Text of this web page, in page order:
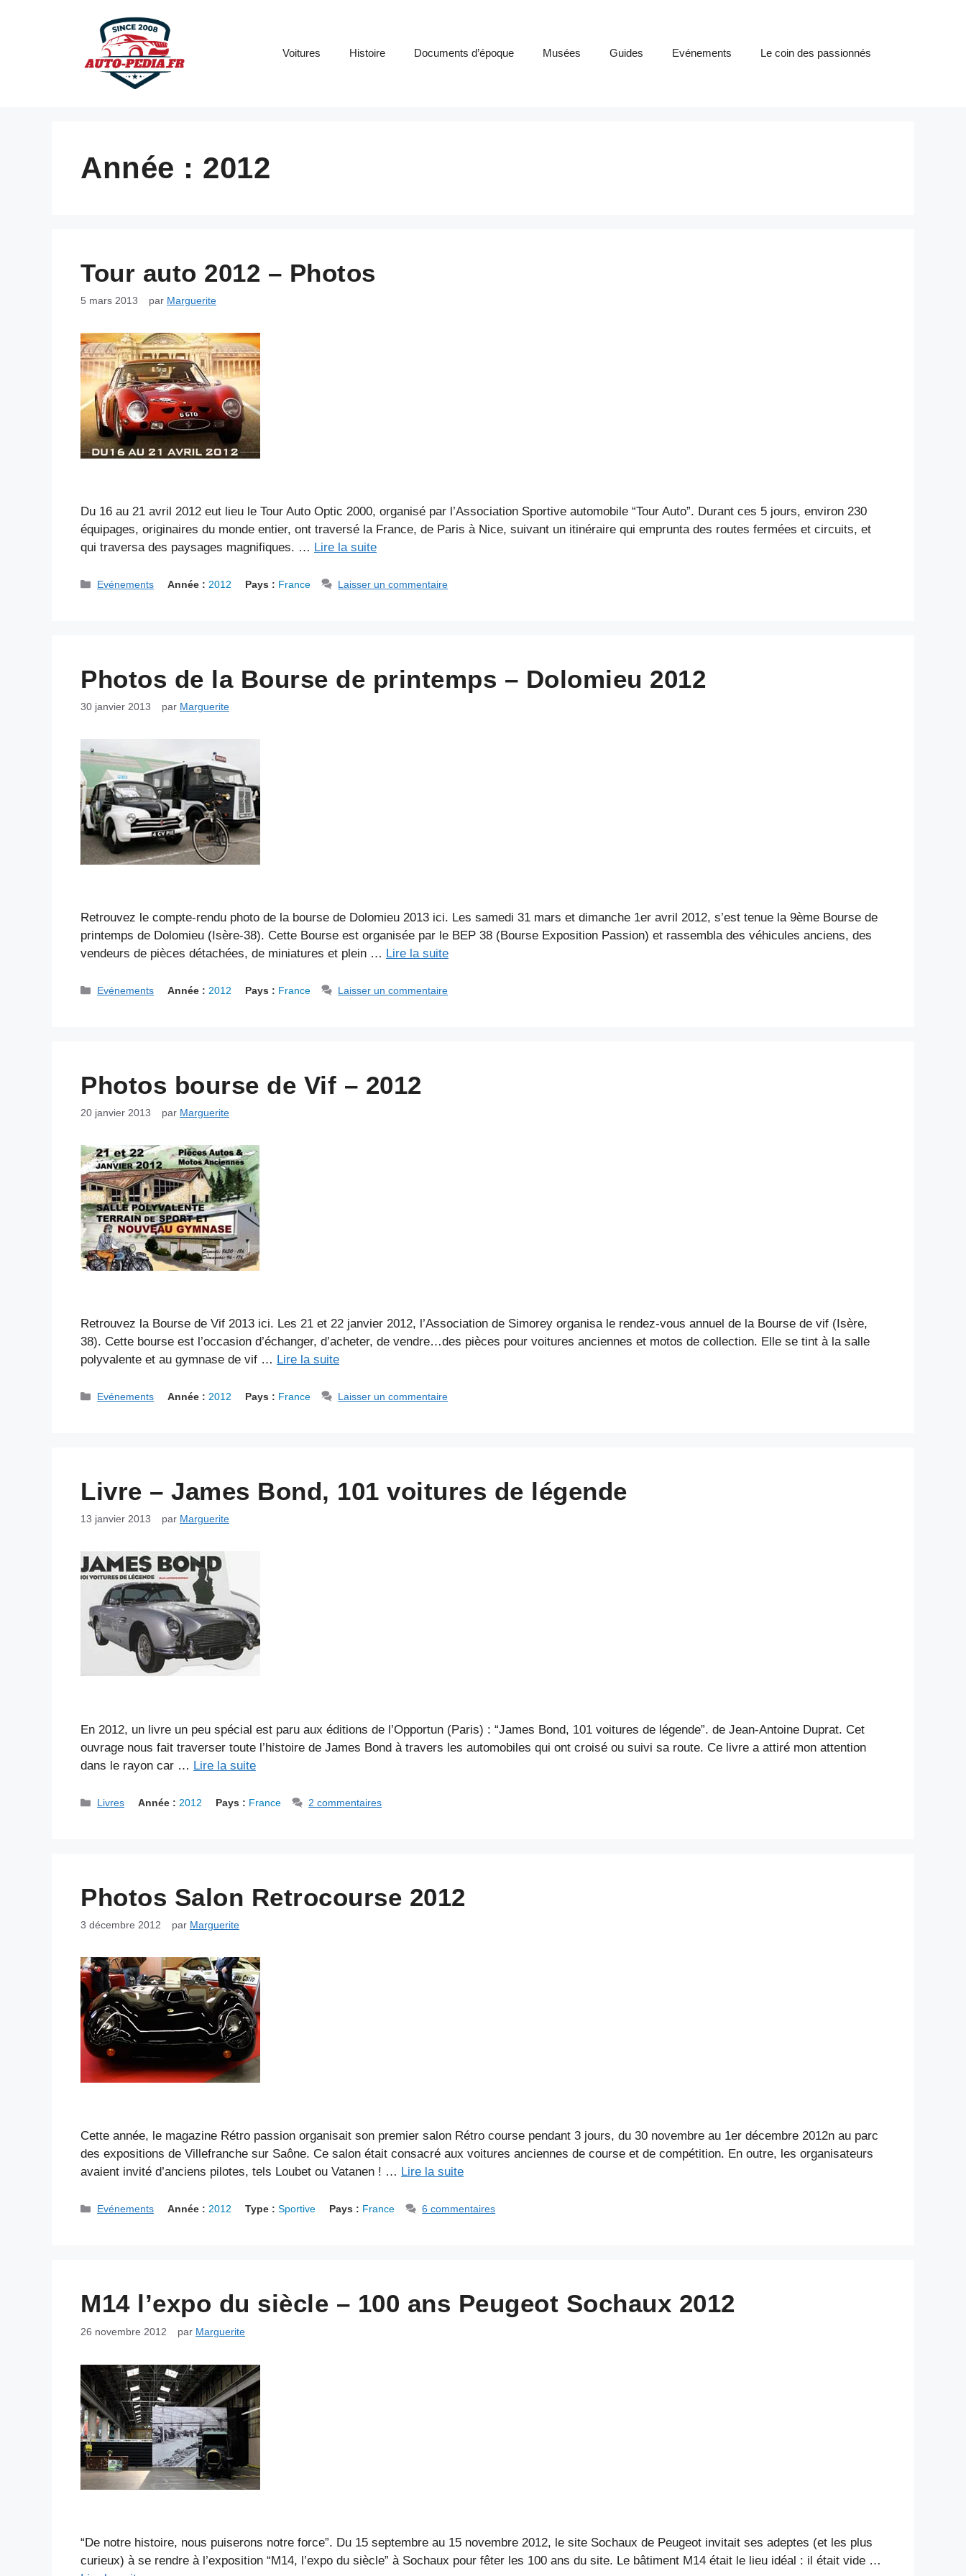
Voitures Histoire Documents d’époque Musées Guides Evénements Le coin des passionnés
Année : 2012
Tour auto 2012 – Photos
5 mars 2013 par Marguerite
Du 16 au 21 avril 2012 eut lieu le Tour Auto Optic 2000, organisé par l’Association Sportive automobile “Tour Auto”. Durant ces 5 jours, environ 230
équipages, originaires du monde entier, ont traversé la France, de Paris à Nice, suivant un itinéraire qui emprunta des routes fermées et circuits, et
qui traversa des paysages magnifiques. … Lire la suite
Catégories
Evénements Année : 2012 Pays : France Laisser un commentaire
Photos de la Bourse de printemps – Dolomieu 2012
30 janvier 2013 par Marguerite
Retrouvez le compte-rendu photo de la bourse de Dolomieu 2013 ici. Les samedi 31 mars et dimanche 1er avril 2012, s’est tenue la 9ème Bourse de
printemps de Dolomieu (Isère-38). Cette Bourse est organisée par le BEP 38 (Bourse Exposition Passion) et rassembla des véhicules anciens, des
vendeurs de pièces détachées, de miniatures et plein … Lire la suite
Catégories
Evénements Année : 2012 Pays : France Laisser un commentaire
Photos bourse de Vif – 2012
20 janvier 2013 par Marguerite
Retrouvez la Bourse de Vif 2013 ici. Les 21 et 22 janvier 2012, l’Association de Simorey organisa le rendez-vous annuel de la Bourse de vif (Isère,
38). Cette bourse est l’occasion d’échanger, d’acheter, de vendre…des pièces pour voitures anciennes et motos de collection. Elle se tint à la salle
polyvalente et au gymnase de vif … Lire la suite
Catégories
Evénements Année : 2012 Pays : France Laisser un commentaire
Livre – James Bond, 101 voitures de légende
13 janvier 2013 par Marguerite
En 2012, un livre un peu spécial est paru aux éditions de l’Opportun (Paris) : “James Bond, 101 voitures de légende”. de Jean-Antoine Duprat. Cet
ouvrage nous fait traverser toute l’histoire de James Bond à travers les automobiles qui ont croisé ou suivi sa route. Ce livre a attiré mon attention
dans le rayon car … Lire la suite
Catégories
Livres Année : 2012 Pays : France 2 commentaires
Photos Salon Retrocourse 2012
3 décembre 2012 par Marguerite
Cette année, le magazine Rétro passion organisait son premier salon Rétro course pendant 3 jours, du 30 novembre au 1er décembre 2012n au parc
des expositions de Villefranche sur Saône. Ce salon était consacré aux voitures anciennes de course et de compétition. En outre, les organisateurs
avaient invité d’anciens pilotes, tels Loubet ou Vatanen ! … Lire la suite
Catégories
Evénements Année : 2012 Type : Sportive Pays : France 6 commentaires
M14 l’expo du siècle – 100 ans Peugeot Sochaux 2012
26 novembre 2012 par Marguerite
“De notre histoire, nous puiserons notre force”. Du 15 septembre au 15 novembre 2012, le site Sochaux de Peugeot invitait ses adeptes (et les plus
curieux) à se rendre à l’exposition “M14, l’expo du siècle” à Sochaux pour fêter les 100 ans du site. Le bâtiment M14 était le lieu idéal : il était vide …